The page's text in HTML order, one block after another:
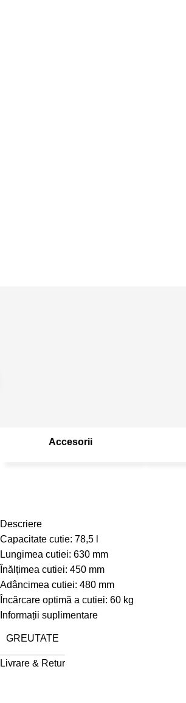
Accesorii
Descriere
Capacitate cutie: 78,5 l
Lungimea cutiei: 630 mm
Înălțimea cutiei: 450 mm
Adâncimea cutiei: 480 mm
Încărcare optimă a cutiei: 60 kg
Informații suplimentare
GREUTATE
Livrare & Retur